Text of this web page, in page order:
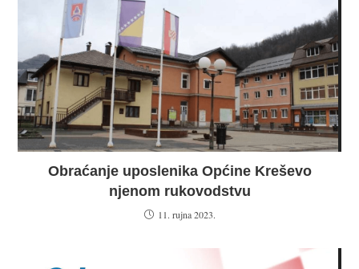
Obraćanje uposlenika Općine Kreševo
njenom rukovodstvu
11. rujna 2023.